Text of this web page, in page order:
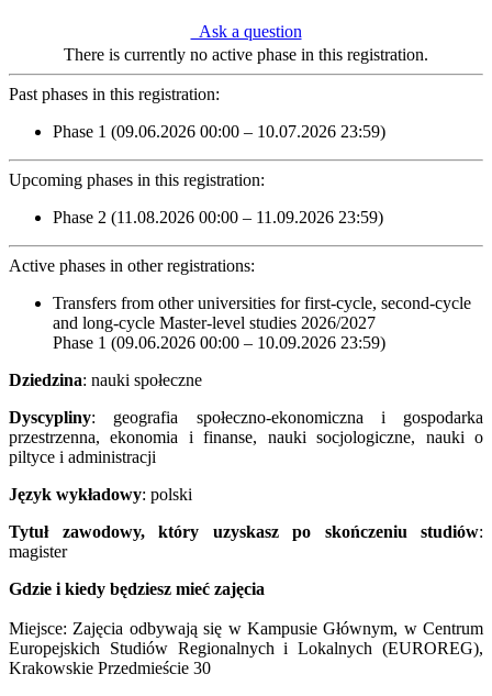
Ask a question
There is currently no active phase in this registration.
Past phases in this registration:
Phase 1 (09.06.2026 00:00 – 10.07.2026 23:59)
Upcoming phases in this registration:
Phase 2 (11.08.2026 00:00 – 11.09.2026 23:59)
Active phases in other registrations:
Transfers from other universities for first-cycle, second-cycle
and long-cycle Master-level studies 2026/2027
Phase 1 (09.06.2026 00:00 – 10.09.2026 23:59)
Dziedzina: nauki społeczne
Dyscypliny: geografia społeczno-ekonomiczna i gospodarka
przestrzenna, ekonomia i finanse, nauki socjologiczne, nauki o
piltyce i administracji
Język wykładowy: polski
Tytuł zawodowy, który uzyskasz po skończeniu studiów:
magister
Gdzie i kiedy będziesz mieć zajęcia
Miejsce: Zajęcia odbywają się w Kampusie Głównym, w Centrum
Europejskich Studiów Regionalnych i Lokalnych (EUROREG),
Krakowskie Przedmieście 30